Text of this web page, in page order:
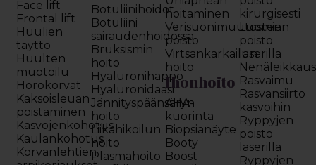
Face lift
Frontal lift
Huulien
täyttö
Huulten
muotoilu
Hörökorvat
Kaksoisleuan
poistaminen
Kasvojenkohotus
Kaulankohotus
Korvanlehtien
Botuliinihoidot
Botuliini
sairaudenhoidossa
Bruksismin
hoito
Hyaluronihappo
Hyaluronidaasi
Jännityspäänsäryn
hoito
Liikahikoilun
hoito
Plasmahoito
hoitaminen
Verisuonimuutosten
poisto
Virtsankarkailun
hoito
Ihonhoito
AHA-
kuorinta
Biopsianäyte
Booty
Boost
kirurgisesti
Luomien
poisto
laserilla
Nenäleikkaus
Rasvaimu
Rasvansiirto
kasvoihin
Ryppyjen
poisto
laserilla
Ryppyjen